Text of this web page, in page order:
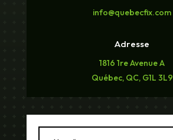
info@quebecfix.com
Adresse
1816 1re Avenue A
Québec, QC, G1L 3L9